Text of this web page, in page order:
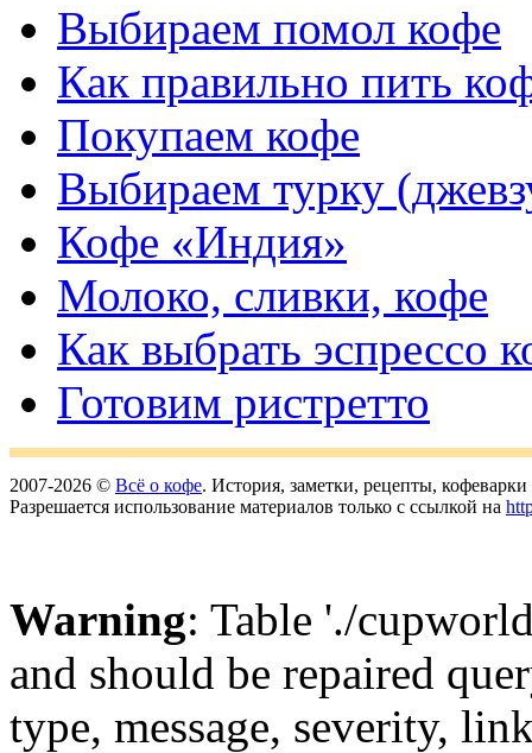
Выбираем помол кофе
Как правильно пить
Покупаем кофе
Выбираем турку
Кофе «Индия»
Молоко, сливки, кофе
Как выбрать эспрессо
Готовим ристретто
2007-2026 © Всё о кофе. История, заметки, рецепты,
Разрешается использование материалов только с ссылкой на
Warning: Table './
and should be repaired
type, message, severity,